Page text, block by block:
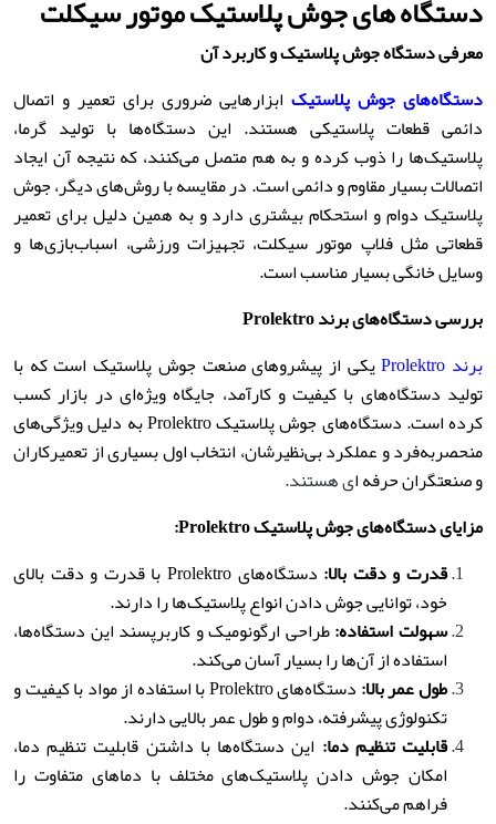
دستگاه های جوش پلاستیک موتور سیکلت
معرفی دستگاه جوش پلاستیک و کاربرد آن
دستگاه‌های جوش پلاستیک ابزارهایی ضروری برای تعمیر و اتصال
دائمی قطعات پلاستیکی هستند. این دستگاه‌ها با تولید گرما،
پلاستیک‌ها را ذوب کرده و به هم متصل می‌کنند، که نتیجه آن ایجاد
اتصالات بسیار مقاوم و دائمی است. در مقایسه با روش‌های دیگر، جوش
پلاستیک دوام و استحکام بیشتری دارد و به همین دلیل برای تعمیر
قطعاتی مثل فلاپ موتور سیکلت، تجهیزات ورزشی، اسباب‌بازی‌ها و
وسایل خانگی بسیار مناسب است.
بررسی دستگاه‌های برند
برند Prolektro
یکی از پیشروهای صنعت جوش پلاستیک است که با
تولید دستگاه‌های با کیفیت و کارآمد، جایگاه ویژه‌ای در بازار کسب
کرده است. دستگاه‌های جوش پلاستیک Prolektro به دلیل ویژگی‌های
منحصربه‌فرد و عملکرد بی‌نظیرشان، انتخاب اول بسیاری از تعمیرکاران
و صنعتگران حرفه ای هستند.
مزایای دستگاه‌های جوش پلاستیک
قدرت و دقت بالا:
دستگاه‌های Prolektro با قدرت و دقت بالای
خود، توانایی جوش دادن انواع پلاستیک‌ها را دارند.
سهولت استفاده:طراحی ارگونومیک و کاربرپسند این دستگاه‌ها،
استفاده از آن‌ها را بسیار آسان می‌کند.
طول عمر بالا:
دستگاه‌های Prolektro با استفاده از مواد با کیفیت و
تکنولوژی پیشرفته، دوام و طول عمر بالایی دارند.
قابلیت تنظیم دما: این دستگاه‌ها با داشتن قابلیت تنظیم دما،
امکان جوش دادن پلاستیک‌های مختلف با دماهای متفاوت را
فراهم می‌کنند.